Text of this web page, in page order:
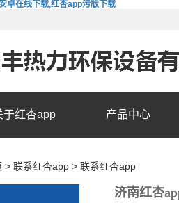
卓在线下载,红杏app污版下载
于红杏app 产品中心
> 联系红杏app > 联系红杏app
济南红杏